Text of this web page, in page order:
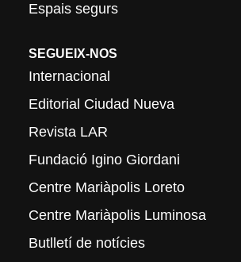
Espais segurs
SEGUEIX-NOS
Internacional
Editorial Ciudad Nueva
Revista LAR
Fundació Igino Giordani
Centre Mariàpolis Loreto
Centre Mariàpolis Luminosa
Butlletí de notícies